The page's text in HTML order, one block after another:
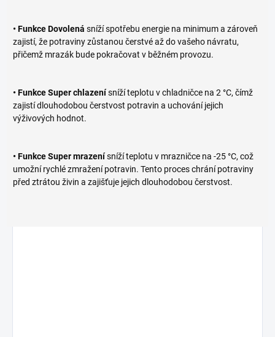
• Funkce Dovolená sníží spotřebu energie na minimum a zároveň
zajistí, že potraviny zůstanou čerstvé až do vašeho návratu,
přičemž mrazák bude pokračovat v běžném provozu.
• Funkce Super chlazenísníží teplotu v chladničce na 2 °C, čímž
zajistí dlouhodobou čerstvost potravin a uchování jejich
výživových hodnot.
• Funkce Super mrazenísníží teplotu v mrazničce na -25 °C, což
umožní rychlé zmražení potravin. Tento proces chrání potraviny
před ztrátou živin a zajišťuje jejich dlouhodobou čerstvost.